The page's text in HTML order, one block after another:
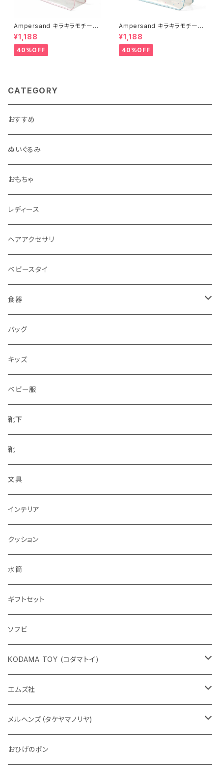
Ampersand キラキラモチーフ
プールバッグ/PK
¥1,188
40%OFF
Ampersand キラキラモチーフ
プールバッグ/SS
¥1,188
40%OFF
CATEGORY
おすすめ
ぬいぐるみ
おもちゃ
レディース
ヘアアクセサリ
ベビースタイ
食器
水筒
水筒
バッグ
キッズ
ベビー服
靴下
靴
文具
インテリア
クッション
水筒
ギフトセット
ソフビ
KODAMA TOY (コダマトイ)
チャーミーちゃん
五型動物
Eddie パンダ
エムズ社
デコちゃん
クマちゃん
メルヘンズ（タケヤマノリヤ)
ケロペチーノ
おひげのポン